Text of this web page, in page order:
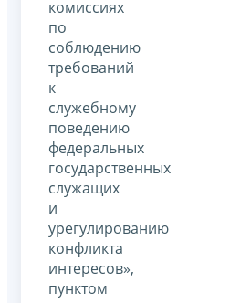
комиссиях
по
соблюдению
требований
к
служебному
поведению
федеральных
государственных
служащих
и
урегулированию
конфликта
интересов»,
пунктом